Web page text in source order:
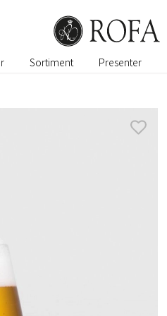
Sortiment Presenter